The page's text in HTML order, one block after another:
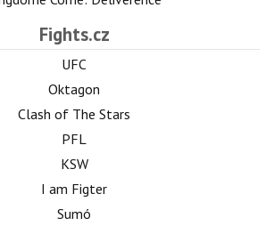
Fights.cz
UFC
Oktagon
Clash of The Stars
PFL
KSW
I am Figter
Sumó